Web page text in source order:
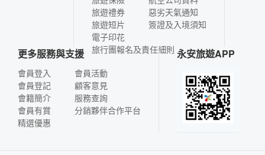
旅遊禮券
旅遊短片
電子印花
惡劣天氣通知
簽證及入境須知
旅行團報名及責任細則
更多服務與支援
會員登入
會員登記
會籍簡介
會員有賞
精選優惠
會員活動
顧客意見
服務查詢
分銷夥伴合作平台
永安旅遊APP